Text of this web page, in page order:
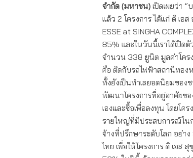
จำกัด (มหาชน) เปิดเผยว่า
แล้ว 2 โครงการ ได้แก่ ดิ เอ
ESSE at SINGHA
85% และในวันนี้เราได้เปิดตั
จำนวน 338 ยูนิต มูลค่าโค
คือ ติดกับรถไฟฟ้าสถานีทอง
ทั้งยังเป็นทำเลยอดนิยมของ
พัฒนาโครงการที่อยู่อาศัยขอ
เองและซื้อเพื่อลงทุน โดยโ
รายใหญ่ที่มีประสบการณ์ใน
จ้างที่ปรึกษาระดับโลก อย่า
ไทย เพื่อให้โครงการ ดิ เอส